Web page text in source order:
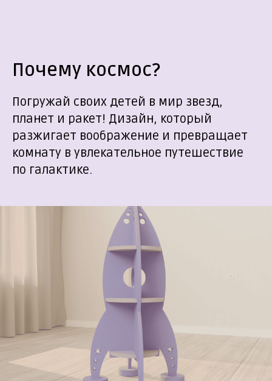
Почему космос?
Погружай своих детей в мир звезд,
планет и ракет! Дизайн, который
разжигает воображение и превращает
комнату в увлекательное путешествие
по галактике.